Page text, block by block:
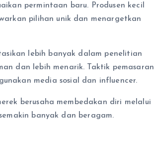
permintaan baru. Produsen kecil
pilihan unik dan menargetkan
lebih banyak dalam penelitian
dan lebih menarik. Taktik pemasaran
media sosial dan influencer.
berusaha membedakan diri melalui
banyak dan beragam.